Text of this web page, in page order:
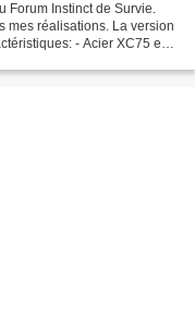
Forum Instinct de Survie.
mes réalisations. La version
- Acier XC75 en